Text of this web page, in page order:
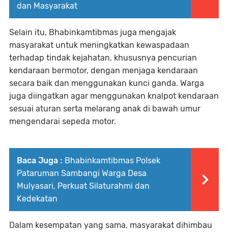
dan Masyarakat
Selain itu, Bhabinkamtibmas juga mengajak
masyarakat untuk meningkatkan kewaspadaan
terhadap tindak kejahatan, khususnya pencurian
kendaraan bermotor, dengan menjaga kendaraan
secara baik dan menggunakan kunci ganda. Warga
juga diingatkan agar menggunakan knalpot kendaraan
sesuai aturan serta melarang anak di bawah umur
mengendarai sepeda motor.
Baca Juga : Bhabinkamtibmas Polsek
Pataruman Sambangi Warga Desa
Mulyasari, Perkuat Silaturahmi dan
Kedekatan
Dalam kesempatan yang sama, masyarakat dihimbau